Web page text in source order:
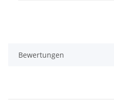
Bewertungen